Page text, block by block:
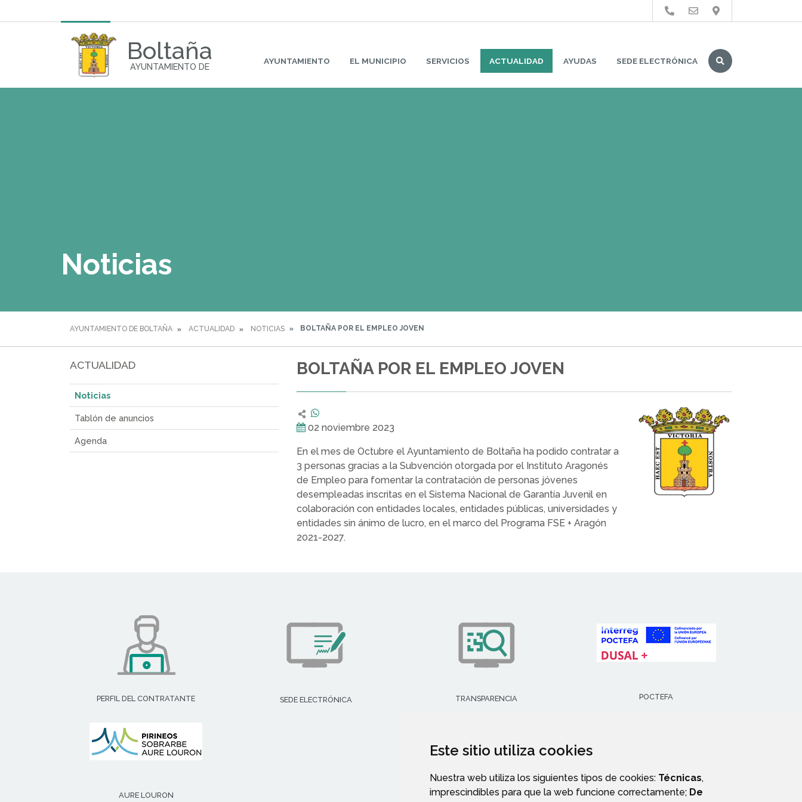
Este sitio utiliza cookies
Nuestra web utiliza los siguientes tipos de cookies: Técnicas,
imprescindibles para que la web funcione correctamente; De
Boltaña
AYUNTAMIENTO DE
AYUNTAMIENTO EL MUNICIPIO SERVICIOS ACTUALIDAD AYUDAS SEDE ELECTRÓNICA
Buscar
Noticias
AYUNTAMIENTO DE BOLTAÑA ACTUALIDAD NOTICIAS BOLTAÑA POR EL EMPLEO JOVEN
ACTUALIDAD
Noticias
Tablón de anuncios
Agenda
BOLTAÑA POR EL EMPLEO JOVEN
02 noviembre 2023
En el mes de Octubre el Ayuntamiento de Boltaña ha podido contratar a
3 personas gracias a la Subvención otorgada por el Instituto Aragonés
de Empleo para fomentar la contratación de personas jóvenes
desempleadas inscritas en el Sistema Nacional de Garantía Juvenil en
colaboración con entidades locales, entidades públicas, universidades y
entidades sin ánimo de lucro, en el marco del Programa FSE + Aragón
2021-2027.
PERFIL DEL CONTRATANTE SEDE ELECTRÓNICA TRANSPARENCIA POCTEFA
AURE LOURON